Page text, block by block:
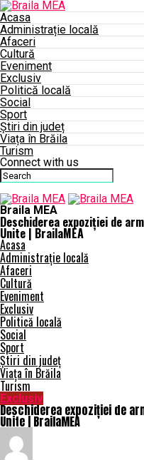
Acasa
Administrație locală
Afaceri
Cultură
Eveniment
Exclusiv
Politică locală
Social
Sport
Știri din județ
Viața în Brăila
Turism
Connect with us
Braila MEA
Deschiderea expoziției de
Unite | BrailaMEA
Acasa
Administrație locală
Afaceri
Cultură
Eveniment
Exclusiv
Politică locală
Social
Sport
Știri din județ
Viața în Brăila
Turism
Exclusiv
Deschiderea expoziției de
Unite | BrailaMEA